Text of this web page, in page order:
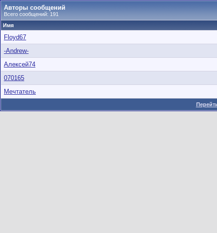
Авторы сообщений
Всего сообщений: 191
Имя
Floyd67
-Andrew-
Алексей74
070165
Мечтатель